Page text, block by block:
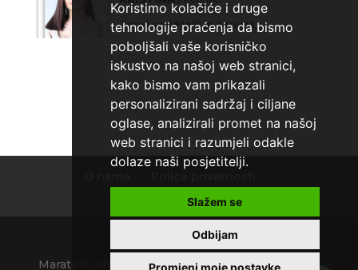
Koristimo kolačiće i druge
tehnologije praćenja da bismo
poboljšali vaše korisničko
iskustvo na našoj web stranici,
kako bismo vam prikazali
personalizirani sadržaj i ciljane
oglase, analizirali promet na našoj
web stranici i razumjeli odakle
dolaze naši posjetitelji.
Slažem se
Odbijam
Promjeni moje postavke
Tarot savjetnik je zauzet
asrologija; numerologija, tarot
Broj tel: 064/600-600
tel:0,93€ - mob:1,12€ min
VESNA / Kod 05
Tarot savjetnik je slobodan
numerologija, anđeoski i ljubavni tarot,
visak, yi ching, knjiga promjena mudrosti, rune, izrada
runskih amajlija
Uvjeti korištenja
Maratela mreže d.o.o., 072700700, +18 Copyright